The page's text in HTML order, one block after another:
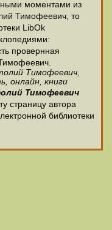
моментами из
Тимофеевич, то
LibOk
провернная
Тимофеевич,
онлайн, книги
Тимофеевич
страницу автора
библиотеки